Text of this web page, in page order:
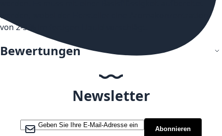
werden, wobei der Hersteller eine Aromakonzentration
von 2-3 % im fertigen Liquid vorschlägt.
Bewertungen
Newsletter
Melden Sie sich für unseren Newsletter an:
Abonnieren